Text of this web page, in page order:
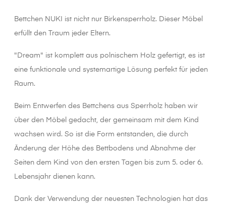
Bettchen NUKI ist nicht nur Birkensperrholz. Dieser Möbel
erfüllt den Traum jeder Eltern.
"Dream" ist komplett aus polnischem Holz gefertigt, es ist
eine funktionale und systemartige Lösung perfekt für jeden
Raum.
Beim Entwerfen des Bettchens aus Sperrholz haben wir
über den Möbel gedacht, der gemeinsam mit dem Kind
wachsen wird. So ist die Form entstanden, die durch
Änderung der Höhe des Bettbodens und Abnahme der
Seiten dem Kind von den ersten Tagen bis zum 5. oder 6.
Lebensjahr dienen kann.
Dank der Verwendung der neuesten Technologien hat das